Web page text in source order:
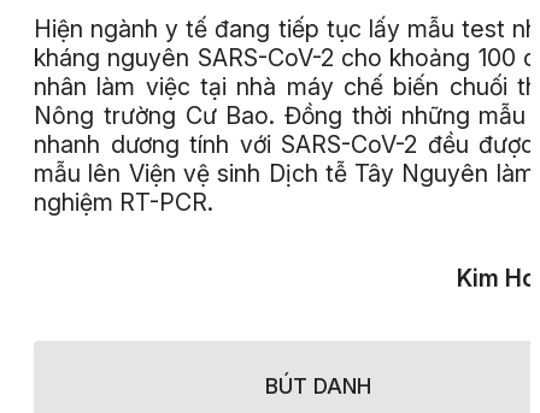
Hiện ngành y tế đang tiếp tục lấy mẫu test
kháng nguyên SARS-CoV-2 cho khoảng 100
nhân làm việc tại nhà máy chế biến chuối
Nông trường Cư Bao. Đồng thời những mẫu
nhanh dương tính với SARS-CoV-2 đều
mẫu lên Viện vệ sinh Dịch tễ Tây Nguyên
nghiệm RT-PCR.
Kim
BÚT DANH